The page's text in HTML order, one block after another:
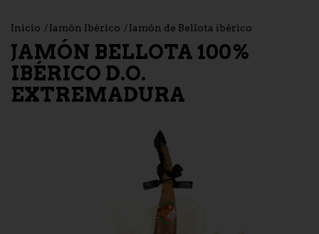
Inicio Jamón Ibérico Jamón de Bellota ibérico
JAMÓN BELLOTA 100%
IBÉRICO D.O.
EXTREMADURA